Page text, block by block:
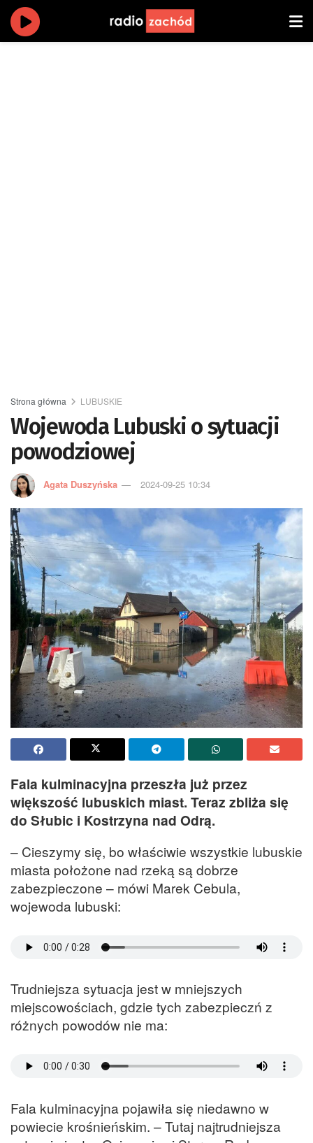
Strona główna LUBUSKIE
Wojewoda Lubuski o sytuacji
powodziowej
Agata Duszyńska 2024-09-25 10:34
Fala kulminacyjna przeszła już przez
większość lubuskich miast. Teraz zbliża się
do Słubic i Kostrzyna nad Odrą.
– Cieszymy się, bo właściwie wszystkie lubuskie
miasta położone nad rzeką są dobrze
zabezpieczone – mówi Marek Cebula,
wojewoda lubuski:
Trudniejsza sytuacja jest w mniejszych
miejscowościach, gdzie tych zabezpieczń z
różnych powodów nie ma:
Fala kulminacyjna pojawiła się niedawno w
powiecie krośnieńskim. – Tutaj najtrudniejsza